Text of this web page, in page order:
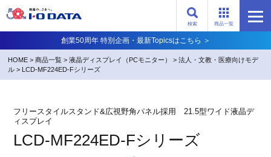
検索 商品一覧
創業50周年 特別企画・最新Topicsはこちら ＞
HOME >商品一覧 >液晶ディスプレイ（PCモニター） >法人・文教・医療向けモデ
ル > LCD-MF224ED-Fシリーズ
フリースタイルスタンド&広視野角パネル採用 21.5型ワイド液晶デ
ィスプレイ
LCD-MF224ED-Fシリーズ